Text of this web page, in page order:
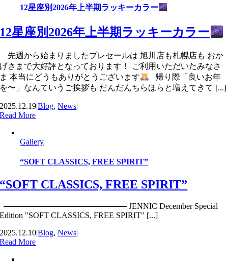
12星座別2026年上半期ラッキーカラー
12星座別2026年上半期ラッキーカラー
先週から始まりましたプレセールは 旭川店も札幌店も おか
げさまで大好評となっております！ ご利用いただいたみなさ
ま 本当にどうもありがとうございます
帰り際「良いお年
を〜」なんていうご挨拶も だんだんちらほらと増えてきて [...]
2025.12.19|Blog,News|
Read More
Gallery
“SOFT CLASSICS, FREE SPIRIT”
“SOFT CLASSICS, FREE SPIRIT”
────────────────────── JENNIC December Special
Edition "SOFT CLASSICS, FREE SPIRIT" [...]
2025.12.10|Blog,News|
Read More